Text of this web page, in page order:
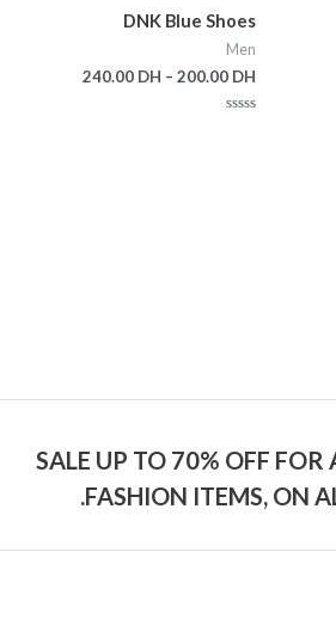
DNK Blue Shoes
Men
200.00 DH
–
240.00 DH
SALE UP TO 70% OFF FOR
FASHION ITEMS, ON